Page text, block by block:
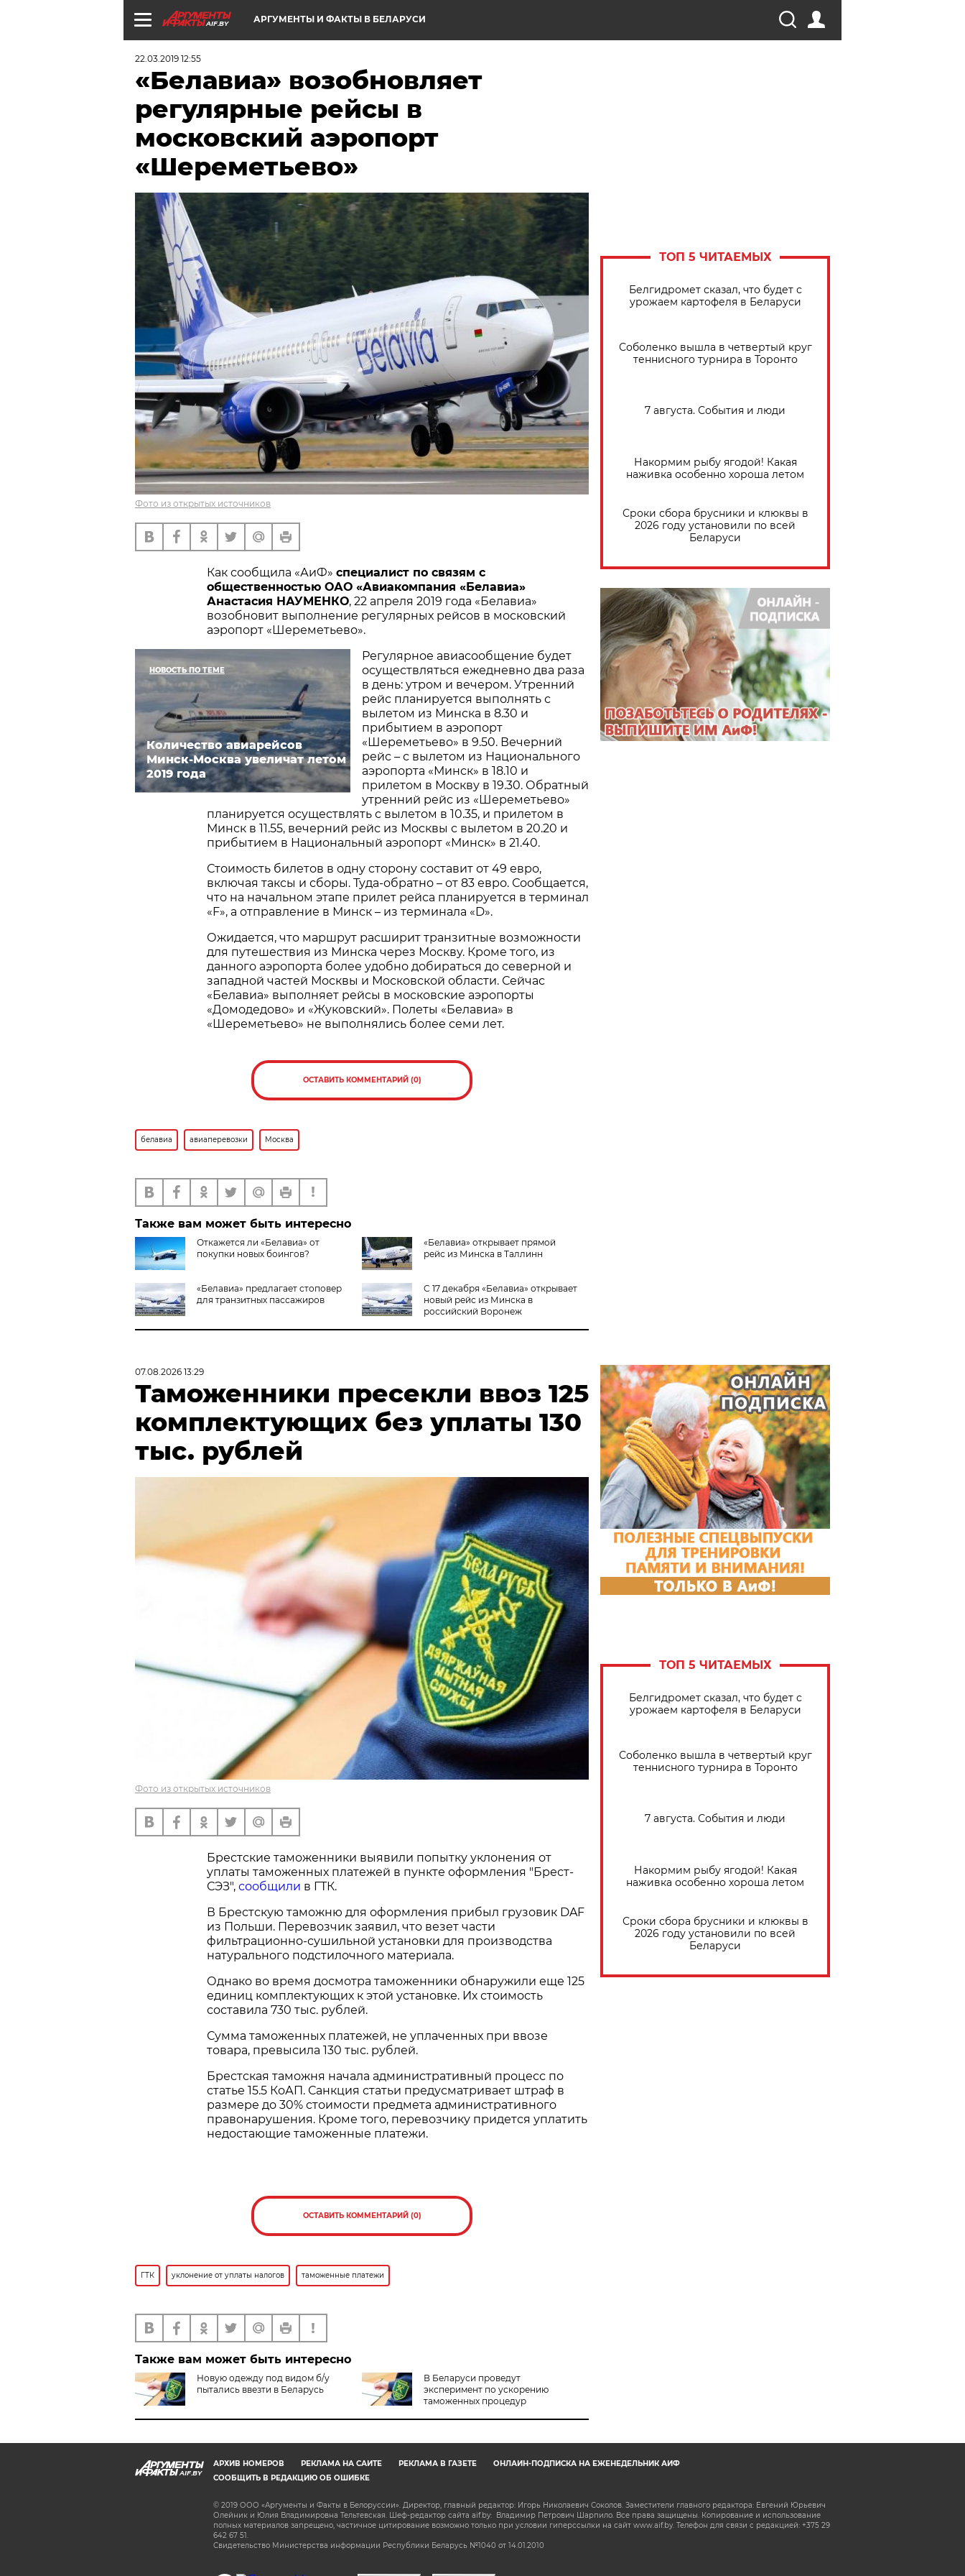
AIF.BY АРГУМЕНТЫ И ФАКТЫ В БЕЛАРУСИ
22.03.2019 12:55
«Белавиа» возобновляет
регулярные рейсы в
московский аэропорт
«Шереметьево»
Фото из открытых источников
Как сообщила «АиФ» специалист по связям с
общественностью ОАО «Авиакомпания «Белавиа»
Анастасия НАУМЕНКО, 22 апреля 2019 года «Белавиа»
возобновит выполнение регулярных рейсов в московский
аэропорт «Шереметьево».
НОВОСТЬ ПО ТЕМЕ
Количество авиарейсов
Минск-Москва увеличат летом
2019 года
Регулярное авиасообщение будет
осуществляться ежедневно два раза
в день: утром и вечером. Утренний
рейс планируется выполнять с
вылетом из Минска в 8.30 и
прибытием в аэропорт
«Шереметьево» в 9.50. Вечерний
рейс – с вылетом из Национального
аэропорта «Минск» в 18.10 и
прилетом в Москву в 19.30. Обратный
утренний рейс из «Шереметьево»
планируется осуществлять с вылетом в 10.35, и прилетом в
Минск в 11.55, вечерний рейс из Москвы с вылетом в 20.20 и
прибытием в Национальный аэропорт «Минск» в 21.40.
Стоимость билетов в одну сторону составит от 49 евро,
включая таксы и сборы. Туда-обратно – от 83 евро. Сообщается,
что на начальном этапе прилет рейса планируется в терминал
«F», а отправление в Минск – из терминала «D».
Ожидается, что маршрут расширит транзитные возможности
для путешествия из Минска через Москву. Кроме того, из
данного аэропорта более удобно добираться до северной и
западной частей Москвы и Московской области. Сейчас
«Белавиа» выполняет рейсы в московские аэропорты
«Домодедово» и «Жуковский». Полеты «Белавиа» в
«Шереметьево» не выполнялись более семи лет.
ОСТАВИТЬ КОММЕНТАРИЙ (0)
белавиа авиаперевозки Москва
Также вам может быть интересно
Откажется ли «Белавиа» от
покупки новых боингов?
«Белавиа» открывает прямой
рейс из Минска в Таллинн
«Белавиа» предлагает стоповер
для транзитных пассажиров
C 17 декабря «Белавиа» открывает
новый рейс из Минска в
российский Воронеж
ТОП 5 ЧИТАЕМЫХ
Белгидромет сказал, что будет с
урожаем картофеля в Беларуси
Соболенко вышла в четвертый круг
теннисного турнира в Торонто
7 августа. События и люди
Накормим рыбу ягодой! Какая
наживка особенно хороша летом
Сроки сбора брусники и клюквы в
2026 году установили по всей
Беларуси
07.08.2026 13:29
Таможенники пресекли ввоз 125
комплектующих без уплаты 130
тыс. рублей
Фото из открытых источников
Брестские таможенники выявили попытку уклонения от
уплаты таможенных платежей в пункте оформления "Брест-
СЭЗ", сообщили в ГТК.
В Брестскую таможню для оформления прибыл грузовик DAF
из Польши. Перевозчик заявил, что везет части
фильтрационно-сушильной установки для производства
натурального подстилочного материала.
Однако во время досмотра таможенники обнаружили еще 125
единиц комплектующих к этой установке. Их стоимость
составила 730 тыс. рублей.
Сумма таможенных платежей, не уплаченных при ввозе
товара, превысила 130 тыс. рублей.
Брестская таможня начала административный процесс по
статье 15.5 КоАП. Санкция статьи предусматривает штраф в
размере до 30% стоимости предмета административного
правонарушения. Кроме того, перевозчику придется уплатить
недостающие таможенные платежи.
ОСТАВИТЬ КОММЕНТАРИЙ (0)
ГТК уклонение от уплаты налогов таможенные платежи
Также вам может быть интересно
Новую одежду под видом б/у
пытались ввезти в Беларусь
В Беларуси проведут
эксперимент по ускорению
таможенных процедур
ТОП 5 ЧИТАЕМЫХ
Белгидромет сказал, что будет с
урожаем картофеля в Беларуси
Соболенко вышла в четвертый круг
теннисного турнира в Торонто
7 августа. События и люди
Накормим рыбу ягодой! Какая
наживка особенно хороша летом
Сроки сбора брусники и клюквы в
2026 году установили по всей
Беларуси
AIF.BY
АРХИВ НОМЕРОВ РЕКЛАМА НА САЙТЕ РЕКЛАМА В ГАЗЕТЕ
ОНЛАЙН-ПОДПИСКА НА ЕЖЕНЕДЕЛЬНИК АИФ
СООБЩИТЬ В РЕДАКЦИЮ ОБ ОШИБКЕ
© 2019 ООО «Аргументы и Факты в Белоруссии». Директор, главный редактор: Игорь Николаевич Соколов. Заместители главного редактора: Евгений Юрьевич
Олейник и Юлия Владимировна Тельтевская. Шеф-редактор сайта aif.by: Владимир Петрович Шарпило. Все права защищены. Копирование и использование
полных материалов запрещено, частичное цитирование возможно только при условии гиперссылки на сайт www.aif.by. Телефон для связи с редакцией: +375 29
642 67 51.
Свидетельство Министерства информации Республики Беларусь №1040 от 14.01.2010